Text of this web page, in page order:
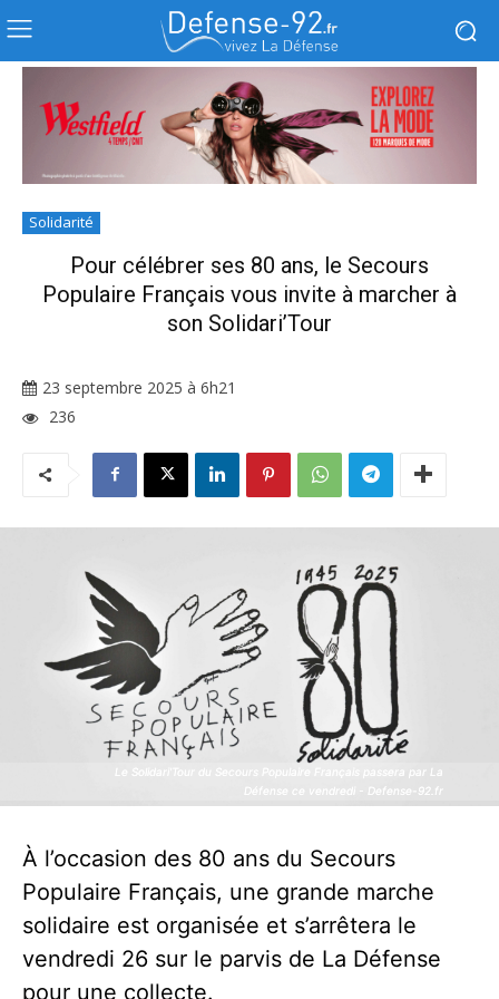
Solidarité
Pour célébrer ses 80 ans, le Secours
Populaire Français vous invite à marcher à
son Solidari’Tour
23 septembre 2025 à 6h21
236
Le Solidari'Tour du Secours Populaire Français passera par La
Défense ce vendredi - Defense-92.fr
Le Solidari'Tour du Secours Populaire Français passera par La
Défense ce vendredi - Defense-92.fr
À l’occasion des 80 ans du Secours
Populaire Français, une grande marche
solidaire est organisée et s’arrêtera le
vendredi 26 sur le parvis de La Défense
pour une collecte.